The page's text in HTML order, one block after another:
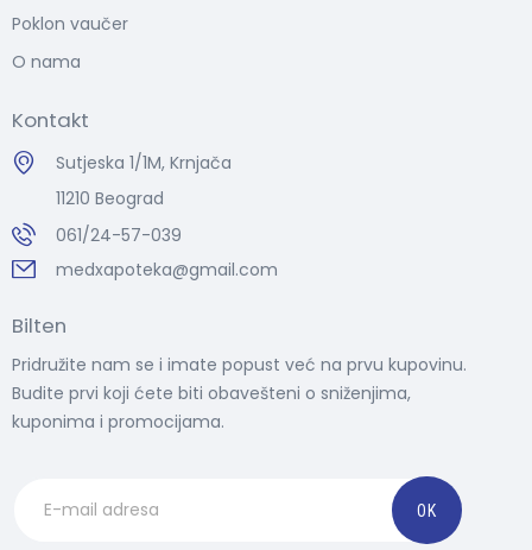
Poklon vaučer
O nama
Kontakt
Sutjeska 1/1M, Krnjača
11210 Beograd
061/24-57-039
medxapoteka@gmail.com
Bilten
Pridružite nam se i imate popust već na prvu kupovinu.
Budite prvi koji ćete biti obavešteni o sniženjima,
kuponima i promocijama.